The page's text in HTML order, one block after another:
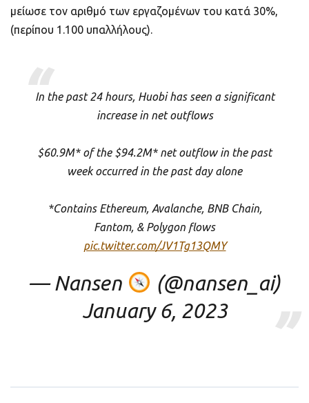
μείωσε τον αριθμό των εργαζομένων του κατά 30%,
(περίπου 1.100 υπαλλήλους).
In the past 24 hours, Huobi has seen a significant
increase in net outflows
$60.9M* of the $94.2M* net outflow in the past
week occurred in the past day alone
*Contains Ethereum, Avalanche, BNB Chain,
Fantom, & Polygon flows
pic.twitter.com/JV1Tg13QMY
— Nansen
(@nansen_ai)
January 6, 2023